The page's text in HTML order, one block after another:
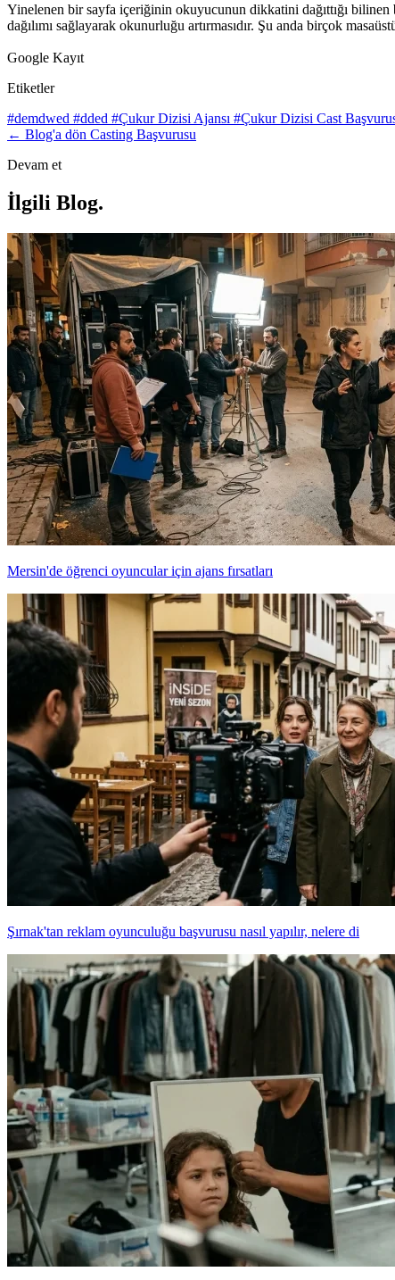
Yinelenen bir sayfa içeriğinin okuyucunun dikkatini dağıttığı
dağılımı sağlayarak okunurluğu artırmasıdır. Şu anda birçok
Google Kayıt
Etiketler
#demdwed #dded #Çukur Dizisi Ajansı #Çukur Dizisi Cast
← Blog'a dön Casting Başvurusu
Devam et
İlgili Blog.
Mersin'de öğrenci oyuncular için ajans fırsatları
Şırnak'tan reklam oyunculuğu başvurusu nasıl yapılır, nelere di